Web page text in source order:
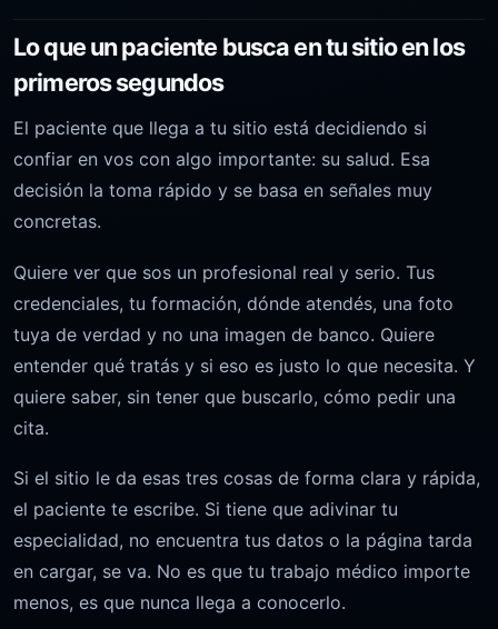
Lo que un paciente busca en tu sitio en los
primeros segundos
El paciente que llega a tu sitio está decidiendo si
confiar en vos con algo importante: su salud. Esa
decisión la toma rápido y se basa en señales muy
concretas.
Quiere ver que sos un profesional real y serio. Tus
credenciales, tu formación, dónde atendés, una foto
tuya de verdad y no una imagen de banco. Quiere
entender qué tratás y si eso es justo lo que necesita. Y
quiere saber, sin tener que buscarlo, cómo pedir una
cita.
Si el sitio le da esas tres cosas de forma clara y rápida,
el paciente te escribe. Si tiene que adivinar tu
especialidad, no encuentra tus datos o la página tarda
en cargar, se va. No es que tu trabajo médico importe
menos, es que nunca llega a conocerlo.